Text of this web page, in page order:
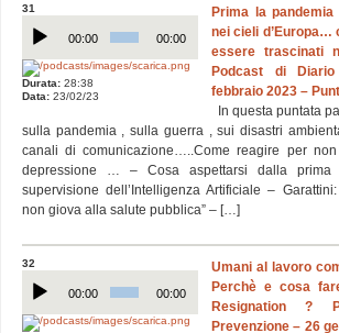
31
Player
00:00 00:00
Durata: 28:38
Data: 23/02/23
Prima la
nei cieli d’Europa…
essere trascinati
Podcast di
febbraio 2023 –
In questa puntata
sulla pandemia , sulla guerra , sui disastri
canali di comunicazione…..Come reagire per
depressione … – Cosa aspettarsi dalla prima
supervisione dell’Intelligenza Artificiale –
non giova alla salute pubblica” – […]
32
Player
00:00 00:00
Umani al lavoro
Perchè e cosa
Resignation ?
Prevenzione – 26